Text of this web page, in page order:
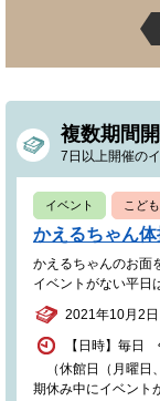
複数期間
7日以上開催の
イベント こども
かえるちゃん体
かえるちゃんのお面
イベントがない平日
2021年10月2日
【日時】毎日
（休館日（月曜日
期休み中にイベント